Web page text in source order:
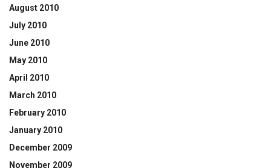
August 2010
July 2010
June 2010
May 2010
April 2010
March 2010
February 2010
January 2010
December 2009
November 2009